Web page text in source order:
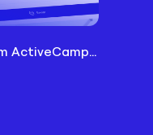
UncodeActive Pro - Integração com ActiveCampaign com ID de formulário e ID de botão personalizáveis com envios ilimitados